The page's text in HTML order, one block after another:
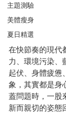
主題測驗
美體瘦身
夏日精選
在快節奏的現代
力、環境污染、
起伏、身體疲憊
象，其實都是身
蓋問題時，一股
新而親切的姿